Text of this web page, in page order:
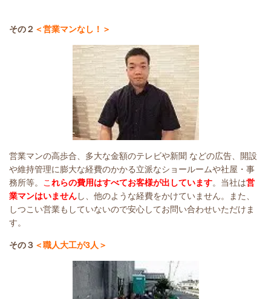
その２ ＜営業マンなし！＞
営業マンの高歩合、多大な金額のテレビや新聞 などの広告、開設
や維持管理に膨大な経費のかかる立派なショールームや社屋・事
務所等。
こ れらの費用はすべてお客様が出しています。当社は営
業マンはいませんし、他のような経費をかけていません。また、
しつこい営業もしていないので安心してお問い合わせいただけま
す。
その３ ＜職人大工が3人＞